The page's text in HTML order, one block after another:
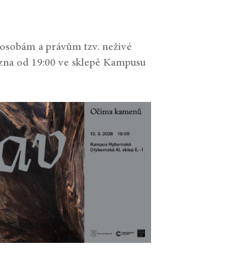
a právům tzv. neživé
od 19:00 ve sklepě Kampusu